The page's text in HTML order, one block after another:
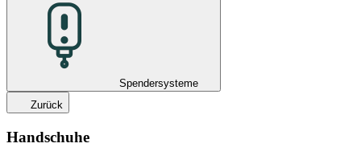
Spendersysteme
Zurück
Handschuhe